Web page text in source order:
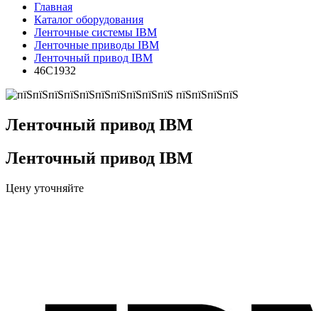
Главная
Каталог оборудования
Ленточные системы IBM
Ленточные приводы IBM
Ленточный привод IBM
46C1932
Ленточный привод IBM
Ленточный привод IBM
Цену уточняйте